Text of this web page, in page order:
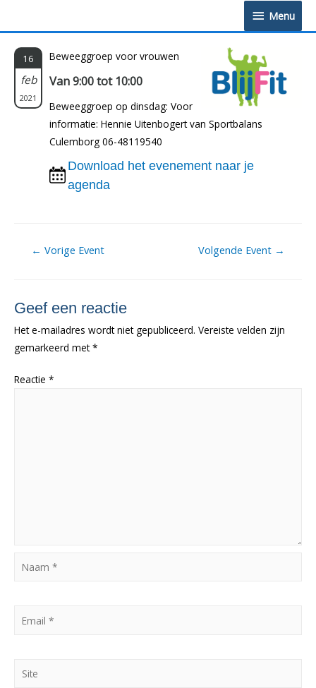
Menu
Menu
16
feb
2021
Beweeggroep voor vrouwen
Van 9:00 tot 10:00
Beweeggroep op dinsdag: Voor
informatie: Hennie Uitenbogert van Sportbalans
Culemborg 06-48119540
Download het evenement naar je
agenda
Berichtnavigatie
← Vorige Event Volgende Event →
Geef een reactie
Het e-mailadres wordt niet gepubliceerd. Vereiste velden zijn
gemarkeerd met*
Reactie *
Naam